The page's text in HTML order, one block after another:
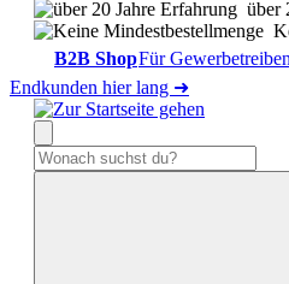
über
B2B ShopFür
Endkunden hier lang ➜